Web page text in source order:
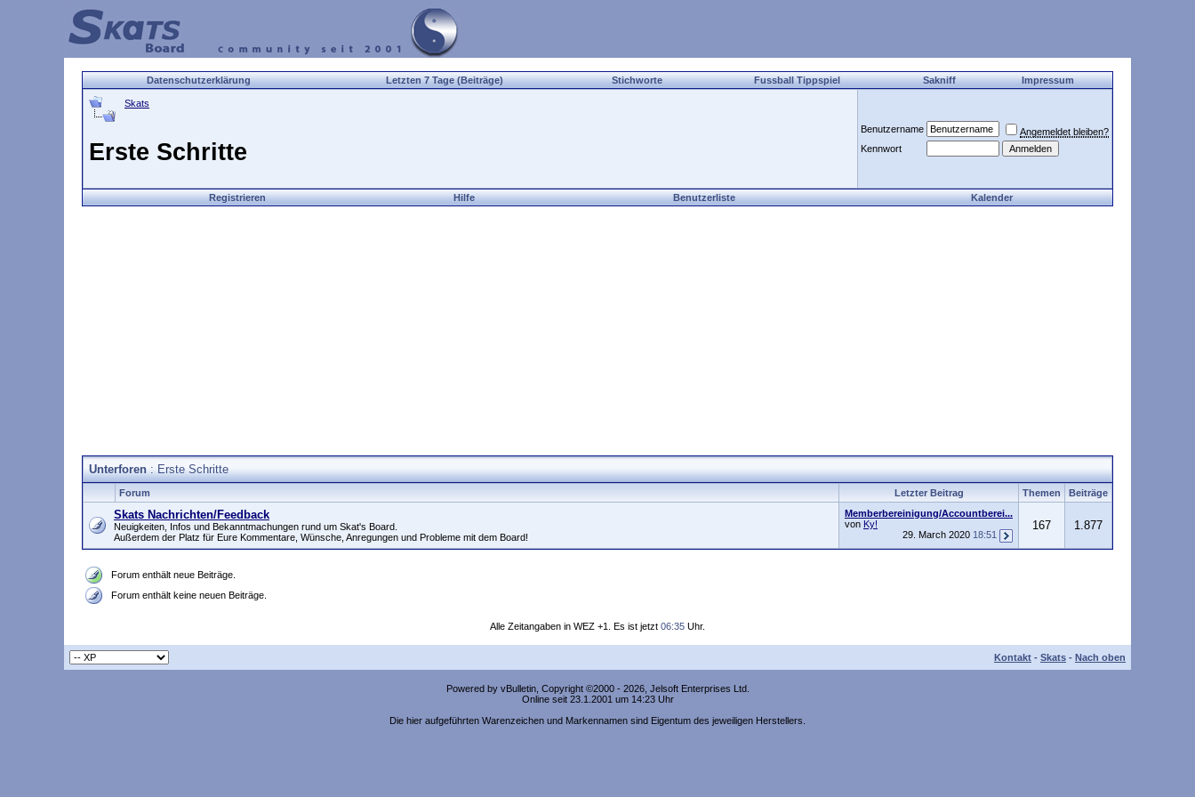
Datenschutzerklärung Letzten 7 Tage (Beiträge) Stichworte Fussball Tippspiel Sakniff Impressum
Skats
Erste Schritte
Benutzername
Angemeldet bleiben?
Kennwort
Registrieren Hilfe Benutzerliste Kalender
Unterforen: Erste Schritte
Forum Letzter Beitrag Themen Beiträge
Skats Nachrichten/Feedback
Neuigkeiten, Infos und Bekanntmachungen rund um Skat's Board.
Außerdem der Platz für Eure Kommentare, Wünsche, Anregungen und Probleme mit dem Board!
Memberbereinigung/Accountberei...
von Ky!
29. March 2020 18:51
167 1.877
Forum enthält neue Beiträge.
Forum enthält keine neuen Beiträge.
Alle Zeitangaben in WEZ +1. Es ist jetzt 06:35 Uhr.
Kontakt - Skats - Nach oben
Powered by vBulletin, Copyright ©2000 - 2026, Jelsoft Enterprises Ltd.
Online seit 23.1.2001 um 14:23 Uhr
Die hier aufgeführten Warenzeichen und Markennamen sind Eigentum des jeweiligen Herstellers.